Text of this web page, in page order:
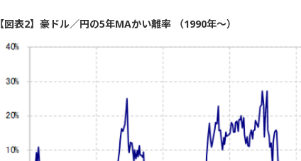
【図表2】豪ドル／円の5年MAかい離率 （1990年～）